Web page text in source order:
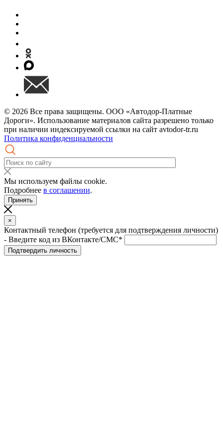
© 2026 Все права защищены. ООО «Автодор-Платные
Дороги». Использование материалов сайта разрешено только
при наличии индексируемой ссылки на сайт avtodor-tr.ru
Политика конфиденциальности
Мы используем файлы cookie.
Подробнее в соглашении.
Принять
×
Контактный телефон (требуется для подтверждения личности)
- Введите код из ВКонтакте/СМС*
Подтвердить личность